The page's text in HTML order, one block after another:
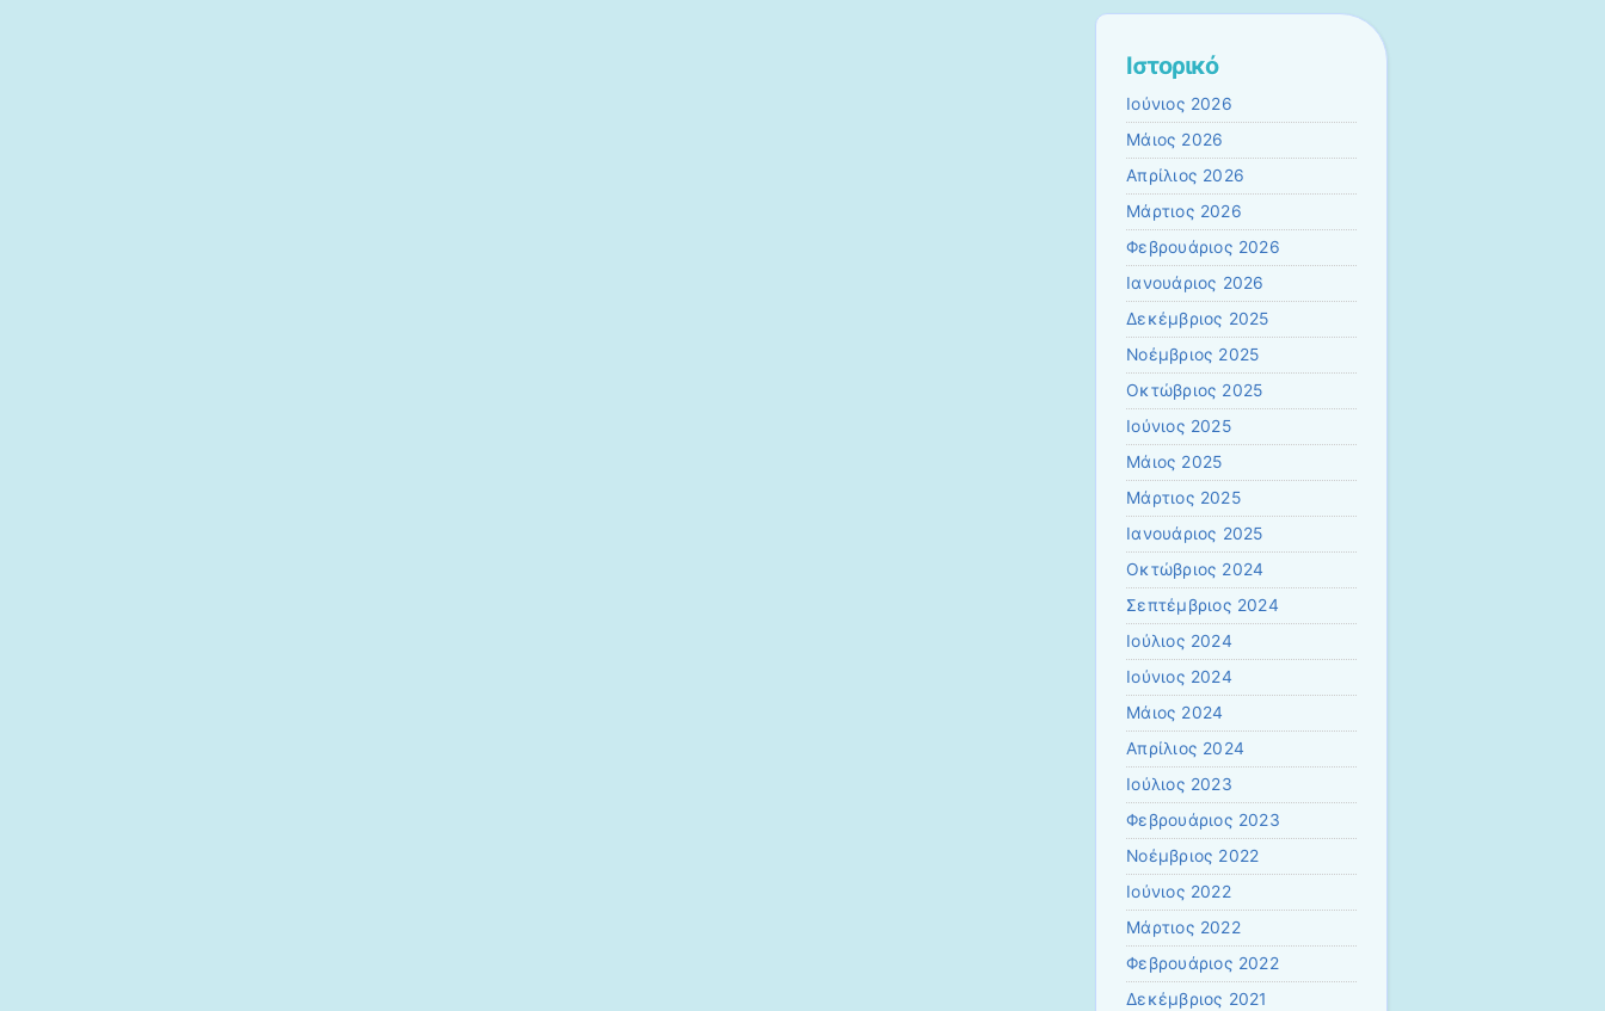
Ιστορικό
Ιούνιος 2026
Μάιος 2026
Απρίλιος 2026
Μάρτιος 2026
Φεβρουάριος 2026
Ιανουάριος 2026
Δεκέμβριος 2025
Νοέμβριος 2025
Οκτώβριος 2025
Ιούνιος 2025
Μάιος 2025
Μάρτιος 2025
Ιανουάριος 2025
Οκτώβριος 2024
Σεπτέμβριος 2024
Ιούλιος 2024
Ιούνιος 2024
Μάιος 2024
Απρίλιος 2024
Ιούλιος 2023
Φεβρουάριος 2023
Νοέμβριος 2022
Ιούνιος 2022
Μάρτιος 2022
Φεβρουάριος 2022
Δεκέμβριος 2021